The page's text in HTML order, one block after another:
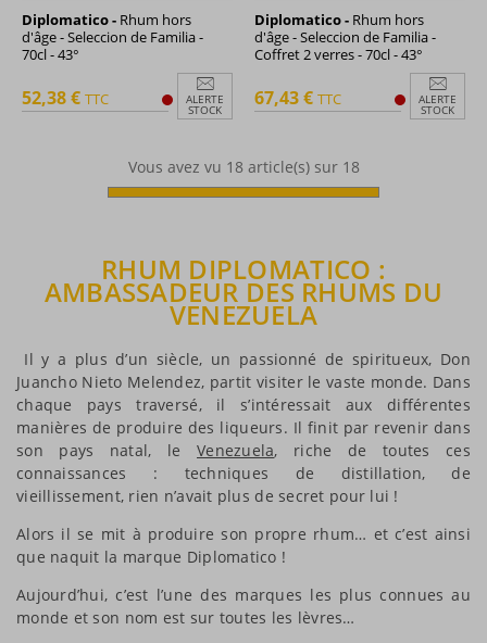
Diplomatico - Rhum hors
d'âge - Seleccion de Familia -
70cl - 43°
ALERTE
STOCK
52,38 € TTC
Diplomatico - Rhum hors
d'âge - Seleccion de Familia -
Coffret 2 verres - 70cl - 43°
ALERTE
STOCK
67,43 € TTC
Vous avez vu 18 article(s) sur 18
RHUM DIPLOMATICO :
AMBASSADEUR DES RHUMS DU
VENEZUELA
Il y a plus d’un siècle, un passionné de spiritueux, Don
Juancho Nieto Melendez, partit visiter le vaste monde. Dans
chaque pays traversé, il s’intéressait aux différentes
manières de produire des liqueurs. Il finit par revenir dans
son pays natal, le Venezuela, riche de toutes ces
connaissances : techniques de distillation, de
vieillissement, rien n’avait plus de secret pour lui !
Alors il se mit à produire son propre rhum… et c’est ainsi
que naquit la marque Diplomatico !
Aujourd’hui, c’est l’une des marques les plus connues au
monde et son nom est sur toutes les lèvres…